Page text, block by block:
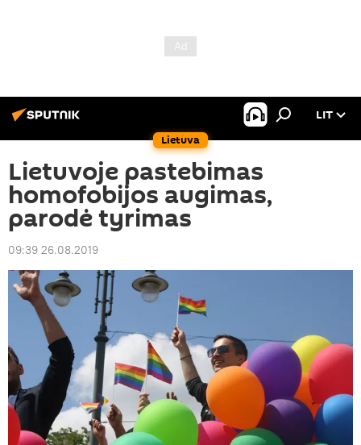
Lietuva
LIT
Lietuvoje pastebimas
homofobijos augimas,
parodė tyrimas
09:39 26.08.2019